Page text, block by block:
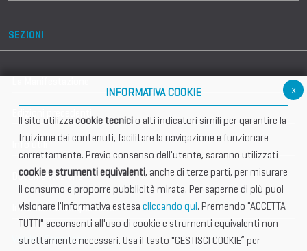
SEZIONI
Info utili
Documentazione
Informazione importante
Vetrina Espositori
x
INFORMATIVA COOKIE
Il sito utilizza cookie tecnicio alti indicatori simili per garantire la
fruizione dei contenuti, facilitare la navigazione e funzionare
correttamente. Previo consenso dell'utente, saranno utilizzati
cookie e strumenti equivalenti, anche di terze parti, per misurare
il consumo e proporre pubblicità mirata. Per saperne di più puoi
visionare l'informativa estesa cliccando qui. Premendo "ACCETTA
TUTTI" acconsenti all'uso di cookie e strumenti equivalenti non
strettamente necessari. Usa il tasto "GESTISCI COOKIE” per